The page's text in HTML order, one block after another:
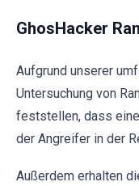
GhosHacker
Aufgrund unserer
Untersuchung von
feststellen, dass
der Angreifer in der
Außerdem erhalten